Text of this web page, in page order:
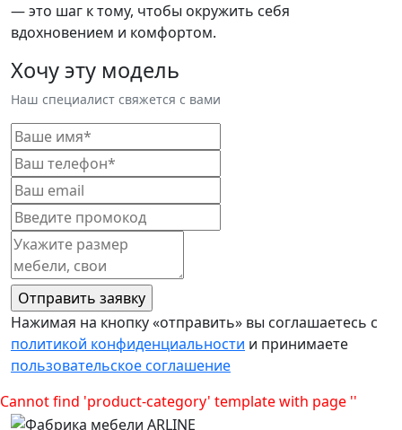
— это шаг к тому, чтобы окружить себя
вдохновением и комфортом.
Хочу эту модель
Наш специалист свяжется с вами
Нажимая на кнопку «отправить» вы соглашаетесь с
политикой конфиденциальности и принимаете
пользовательское соглашение
Cannot find 'product-category' template with page ''